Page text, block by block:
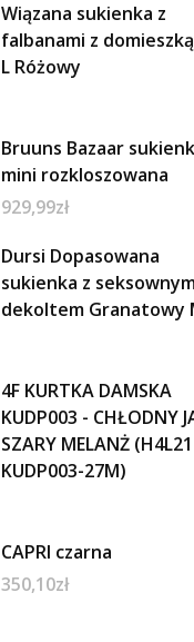
Wiązana sukienka z
falbanami z
L Różowy
Bruuns Bazaar
mini rozkloszowana
929,99zł
Dursi Dopasowana
sukienka z
dekoltem Granatowy
4F KURTKA DAMSKA
KUDP003 - CHŁODNY
SZARY MELANŻ (H4L21
KUDP003-27M)
CAPRI czarna
350,10zł